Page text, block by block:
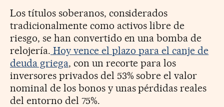
Los títulos soberanos, considerados
tradicionalmente como activos libre de
riesgo, se han convertido en una bomba de
relojería. Hoy vence el plazo para el canje de
deuda griega, con un recorte para los
inversores privados del 53% sobre el valor
nominal de los bonos y unas pérdidas reales
del entorno del 75%.